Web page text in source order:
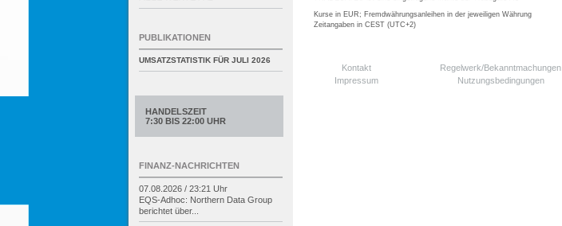
Kurse in EUR; Fremdwährungsanleihen in der jeweiligen Währung
Zeitangaben in CEST (UTC+2)
Kontakt Regelwerk/Bekanntmachungen
Impressum
Nutzungsbedingungen
PUBLIKATIONEN
UMSATZSTATISTIK FÜR JULI 2026
HANDELSZEIT
7:30 BIS 22:00 UHR
FINANZ-NACHRICHTEN
07.08.2026 / 23:21 Uhr
EQS-Adhoc: Northern Data Group
berichtet über...